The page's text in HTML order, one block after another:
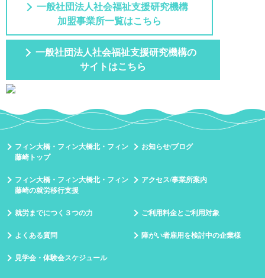
一般社団法人社会福祉支援研究機構
加盟事業所一覧はこちら
一般社団法人社会福祉支援研究機構の
サイトはこちら
フィン大橋・フィン大橋北・フィン
藤崎トップ
お知らせ/ブログ
フィン大橋・フィン大橋北・フィン
藤崎の就労移行支援
アクセス/事業所案内
就労までにつく３つの力 ご利用料金とご利用対象
よくある質問 障がい者雇用を検討中の企業様
見学会・体験会スケジュール